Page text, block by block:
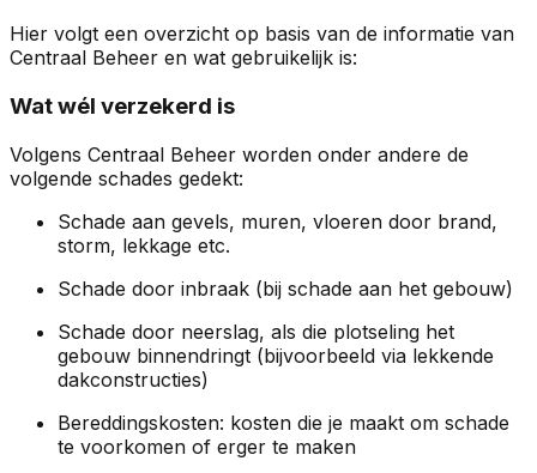
Hier volgt een overzicht op basis van de informatie van
Centraal Beheer en wat gebruikelijk is:
Wat wél verzekerd is
Volgens Centraal Beheer worden onder andere de
volgende schades gedekt:
Schade aan gevels, muren, vloeren door brand,
storm, lekkage etc.
Schade door inbraak (bij schade aan het gebouw)
Schade door neerslag, als die plotseling het
gebouw binnendringt (bijvoorbeeld via lekkende
dakconstructies)
Bereddingskosten: kosten die je maakt om schade
te voorkomen of erger te maken